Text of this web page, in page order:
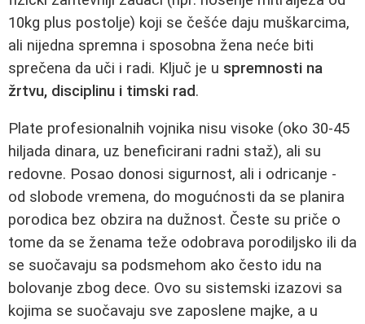
10kg plus postolje) koji se češće daju muškarcima,
ali nijedna spremna i sposobna žena neće biti
sprečena da uči i radi. Ključ je u spremnosti na
žrtvu, disciplinu i timski rad.
Plate profesionalnih vojnika nisu visoke (oko 30-45
hiljada dinara, uz beneficirani radni staž), ali su
redovne. Posao donosi sigurnost, ali i odricanje -
od slobode vremena, do mogućnosti da se planira
porodica bez obzira na dužnost. Česte su priče o
tome da se ženama teže odobrava porodiljsko ili da
se suočavaju sa podsmehom ako često idu na
bolovanje zbog dece. Ovo su sistemski izazovi sa
kojima se suočavaju sve zaposlene majke, a u